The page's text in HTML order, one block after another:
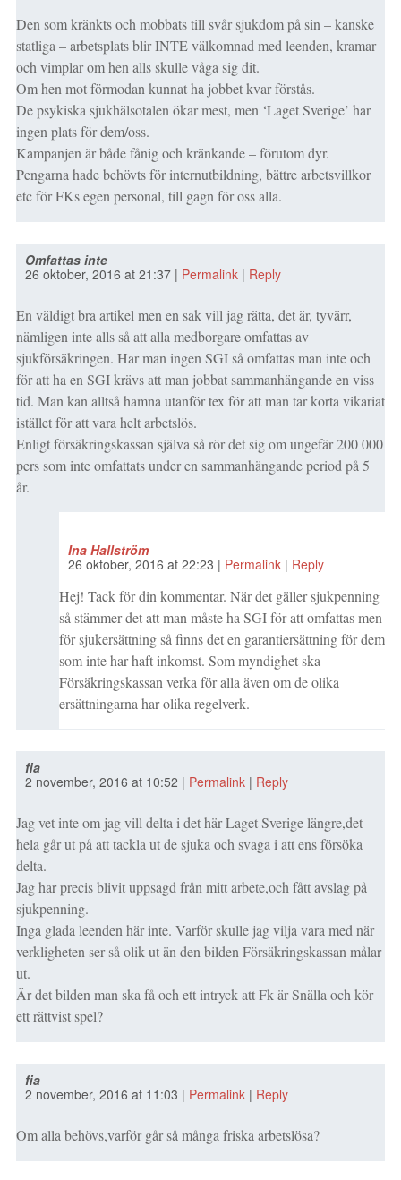
Den som kränkts och mobbats till svår sjukdom på sin – kanske
statliga – arbetsplats blir INTE välkomnad med leenden, kramar
och vimplar om hen alls skulle våga sig dit.
Om hen mot förmodan kunnat ha jobbet kvar förstås.
De psykiska sjukhälsotalen ökar mest, men ‘Laget Sverige’ har
ingen plats för dem/oss.
Kampanjen är både fånig och kränkande – förutom dyr.
Pengarna hade behövts för internutbildning, bättre arbetsvillkor
etc för FKs egen personal, till gagn för oss alla.
Omfattas inte
26 oktober, 2016 at 21:37| Permalink| Reply
En väldigt bra artikel men en sak vill jag rätta, det är, tyvärr,
nämligen inte alls så att alla medborgare omfattas av
sjukförsäkringen. Har man ingen SGI så omfattas man inte och
för att ha en SGI krävs att man jobbat sammanhängande en viss
tid. Man kan alltså hamna utanför tex för att man tar korta vikariat
istället för att vara helt arbetslös.
Enligt försäkringskassan själva så rör det sig om ungefär 200 000
pers som inte omfattats under en sammanhängande period på 5
år.
Ina Hallström
26 oktober, 2016 at 22:23 | Permalink| Reply
Hej! Tack för din kommentar. När det gäller sjukpenning
så stämmer det att man måste ha SGI för att omfattas men
för sjukersättning så finns det en garantiersättning för dem
som inte har haft inkomst. Som myndighet ska
Försäkringskassan verka för alla även om de olika
ersättningarna har olika regelverk.
fia
2 november, 2016 at 10:52 | Permalink| Reply
Jag vet inte om jag vill delta i det här Laget Sverige längre,det
hela går ut på att tackla ut de sjuka och svaga i att ens försöka
delta.
Jag har precis blivit uppsagd från mitt arbete,och fått avslag på
sjukpenning.
Inga glada leenden här inte. Varför skulle jag vilja vara med när
verkligheten ser så olik ut än den bilden Försäkringskassan målar
ut.
Är det bilden man ska få och ett intryck att Fk är Snälla och kör
ett rättvist spel?
fia
2 november, 2016 at 11:03 | Permalink| Reply
Om alla behövs,varför går så många friska arbetslösa?